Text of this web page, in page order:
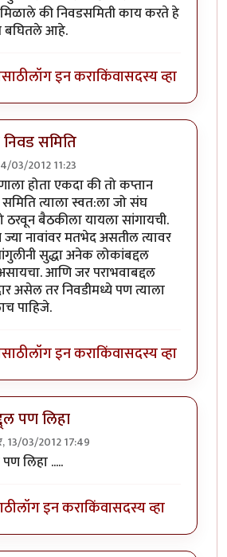
की निवडसमिती काय करते हे
बघितले आहे.
लॉग इन कराकिंवासदस्य व्हा
समिति
03/2012 11:23
रोल ?byचौकटराजा
होता एकदा की तो कप्तान
त्याला स्वत:ला जो संघ
ठरवून बैठकीला यायला सांगायची.
नावांवर मतभेद असतील त्यावर
सुद्धा अनेक लोकांबद्दल
आणि जर पराभवाबद्दल
असेल तर निवडीमध्ये पण त्याला
पाहिजे.
लॉग इन कराकिंवासदस्य व्हा
पण लिहा
13/03/2012 17:49
लिहा .....
लॉग इन कराकिंवासदस्य व्हा